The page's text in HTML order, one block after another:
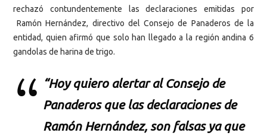
rechazó contundentemente las declaraciones emitidas por
Ramón Hernández, directivo del Consejo de Panaderos de la
entidad, quien afirmó que solo han llegado a la región andina 6
gandolas de harina de trigo.
“Hoy quiero alertar al Consejo de
Panaderos que las declaraciones de
Ramón Hernández, son falsas ya que